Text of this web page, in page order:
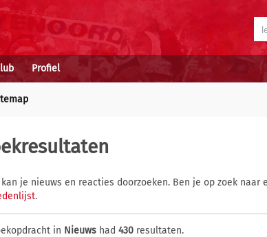
Profiel
je nieuws en reacties doorzoeken. Ben je op zoek
.
in Nieuws had 430 resultaten.